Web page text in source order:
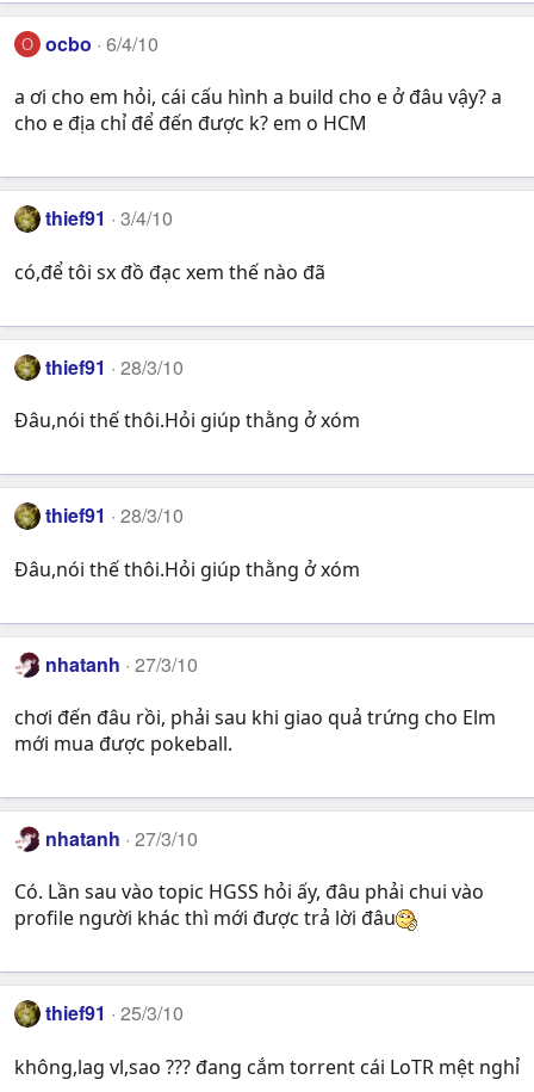
O ocbo 6/4/10
a ơi cho em hỏi, cái cấu hình a build cho e ở đâu vậy? a
cho e địa chỉ để đến được k? em o HCM
thief91 3/4/10
có,để tôi sx đồ đạc xem thế nào đã
thief91 28/3/10
Đâu,nói thế thôi.Hỏi giúp thằng ở xóm
thief91 28/3/10
Đâu,nói thế thôi.Hỏi giúp thằng ở xóm
nhatanh 27/3/10
chơi đến đâu rồi, phải sau khi giao quả trứng cho Elm
mới mua được pokeball.
nhatanh 27/3/10
Có. Lần sau vào topic HGSS hỏi ấy, đâu phải chui vào
profile người khác thì mới được trả lời đâu
thief91 25/3/10
không,lag vl,sao ??? đang cắm torrent cái LoTR mệt nghỉ